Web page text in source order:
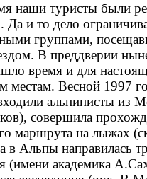
наши туристы были
Да и то дело
группами,
В преддверии
время и для
местам. Весной 1997
альпинисты из
совершила
маршрута на лыжах
в Альпы направилась
(имени академика